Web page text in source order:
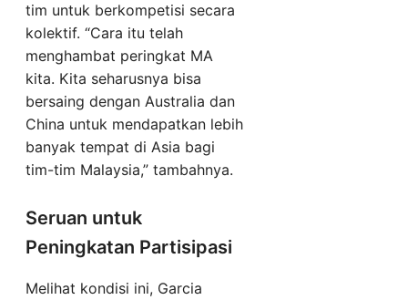
tim untuk berkompetisi secara
kolektif. “Cara itu telah
menghambat peringkat MA
kita. Kita seharusnya bisa
bersaing dengan Australia dan
China untuk mendapatkan lebih
banyak tempat di Asia bagi
tim-tim Malaysia,” tambahnya.
Seruan untuk
Peningkatan Partisipasi
Melihat kondisi ini, Garcia